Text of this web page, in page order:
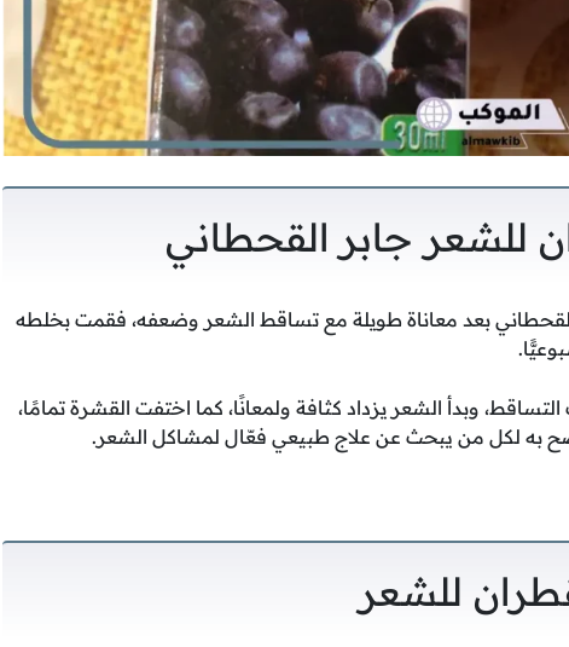
للشعر جابر القحطاني
بعد معاناة طويلة مع تساقط الشعر وضعفه، فقمت بخلطه
وبدأ الشعر يزداد كثافة ولمعانًا، كما اختفت القشرة تمامًا،
به لكل من يبحث عن علاج طبيعي فعّال لمشاكل الشعر.
للشعر